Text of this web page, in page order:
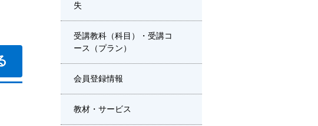
失
受講教科（科目）・受講コ
ース（プラン）
会員登録情報
教材・サービス